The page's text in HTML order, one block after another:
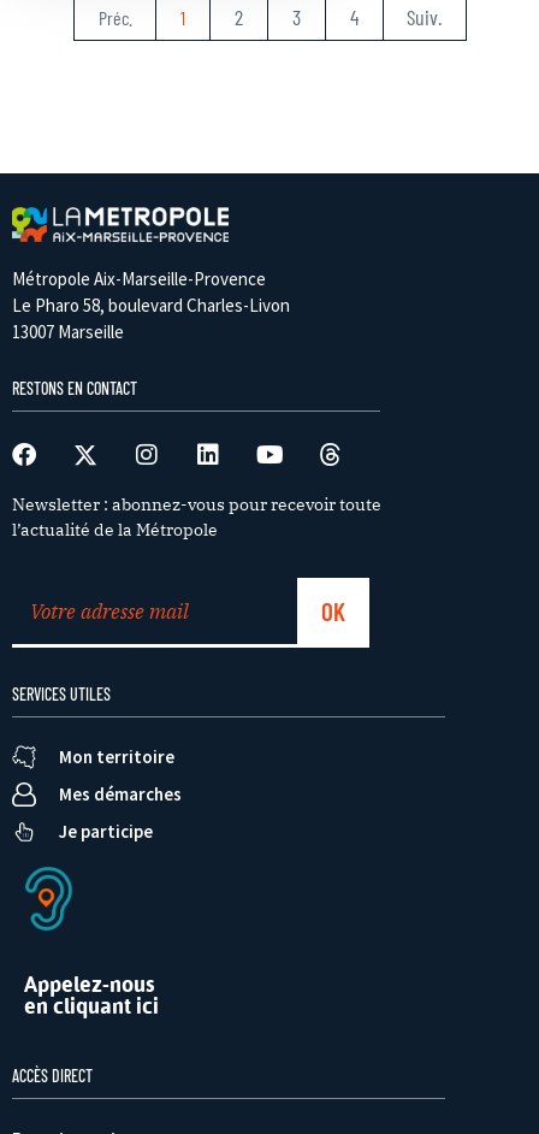
Préc. 1 2 3 4 Suiv.
Métropole Aix-Marseille-Provence
Le Pharo 58, boulevard Charles-Livon
13007 Marseille
RESTONS EN CONTACT
Newsletter : abonnez-vous pour recevoir toute
l’actualité de la Métropole
SERVICES UTILES
Mon territoire
Mes démarches
Je participe
Appelez-nous
en cliquant ici
ACCÈS DIRECT